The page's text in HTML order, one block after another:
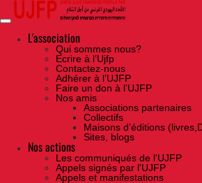
Skip
the
contentL'association
Qui sommes nous?
Ecrire à l’Ujfp
Contactez-nous
Adhérer à l’UJFP
Faire un don à l’UJFP
Nos amis
Associations partenaires
Collectifs
Maisons d’éditions
Sites, blogs
Nos actions
Les communiqués de l'UJFP
Appels signés par l'UJFP
Appels et manifestations